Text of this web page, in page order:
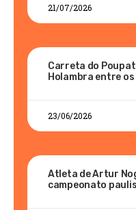
21/07/2026
Carreta do
Holambra entre os
23/06/2026
Atleta de Artur
campeonato